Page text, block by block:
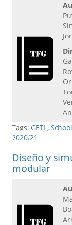
Tags: GETI ,
2020/21
Diseño y
modular